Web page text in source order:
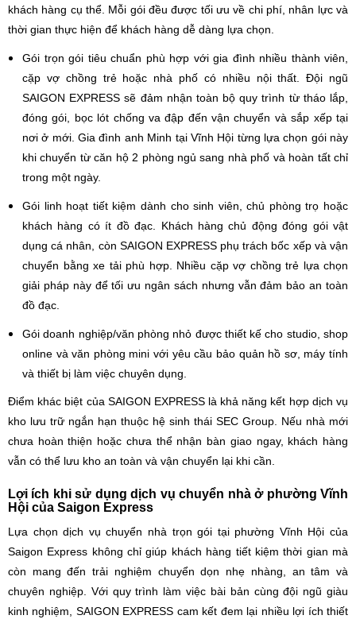
khách hàng cụ thể. Mỗi gói đều được tối ưu về chi phí, nhân lực và
thời gian thực hiện để khách hàng dễ dàng lựa chọn.
Gói trọn gói tiêu chuẩn phù hợp với gia đình nhiều thành viên,
cặp vợ chồng trẻ hoặc nhà phố có nhiều nội thất. Đội ngũ
SAIGON EXPRESS sẽ đảm nhận toàn bộ quy trình từ tháo lắp,
đóng gói, bọc lót chống va đập đến vận chuyển và sắp xếp tại
nơi ở mới. Gia đình anh Minh tại Vĩnh Hội từng lựa chọn gói này
khi chuyển từ căn hộ 2 phòng ngủ sang nhà phố và hoàn tất chỉ
trong một ngày.
Gói linh hoạt tiết kiệm dành cho sinh viên, chủ phòng trọ hoặc
khách hàng có ít đồ đạc. Khách hàng chủ động đóng gói vật
dụng cá nhân, còn SAIGON EXPRESS phụ trách bốc xếp và vận
chuyển bằng xe tải phù hợp. Nhiều cặp vợ chồng trẻ lựa chọn
giải pháp này để tối ưu ngân sách nhưng vẫn đảm bảo an toàn
đồ đạc.
Gói doanh nghiệp/văn phòng nhỏ được thiết kế cho studio, shop
online và văn phòng mini với yêu cầu bảo quản hồ sơ, máy tính
và thiết bị làm việc chuyên dụng.
Điểm khác biệt của SAIGON EXPRESS là khả năng kết hợp dịch vụ
kho lưu trữ ngắn hạn thuộc hệ sinh thái SEC Group. Nếu nhà mới
chưa hoàn thiện hoặc chưa thể nhận bàn giao ngay, khách hàng
vẫn có thể lưu kho an toàn và vận chuyển lại khi cần.
Lợi ích khi sử dụng dịch vụ chuyển nhà ở phường Vĩnh
Hội của Saigon Express
Lựa chọn dịch vụ chuyển nhà trọn gói tại phường Vĩnh Hội của
Saigon Express không chỉ giúp khách hàng tiết kiệm thời gian mà
còn mang đến trải nghiệm chuyển dọn nhẹ nhàng, an tâm và
chuyên nghiệp. Với quy trình làm việc bài bản cùng đội ngũ giàu
kinh nghiệm, SAIGON EXPRESS cam kết đem lại nhiều lợi ích thiết